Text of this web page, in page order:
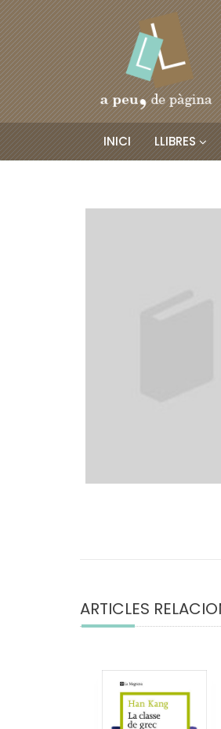
INICI LLIBRES
ARTICLES